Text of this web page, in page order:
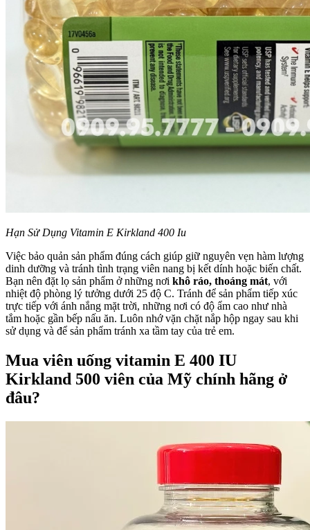
Hạn Sử Dụng Vitamin E Kirkland 400 Iu
Việc bảo quản sản phẩm đúng cách giúp giữ nguyên vẹn hàm lượng
dinh dưỡng và tránh tình trạng viên nang bị kết dính hoặc biến chất.
Bạn nên đặt lọ sản phẩm ở những nơi khô ráo, thoáng mát, với
nhiệt độ phòng lý tưởng dưới 25 độ C. Tránh để sản phẩm tiếp xúc
trực tiếp với ánh nắng mặt trời, những nơi có độ ẩm cao như nhà
tắm hoặc gần bếp nấu ăn. Luôn nhớ vặn chặt nắp hộp ngay sau khi
sử dụng và để sản phẩm tránh xa tầm tay của trẻ em.
Mua viên uống vitamin E 400 IU
Kirkland 500 viên của Mỹ chính hãng ở
đâu?